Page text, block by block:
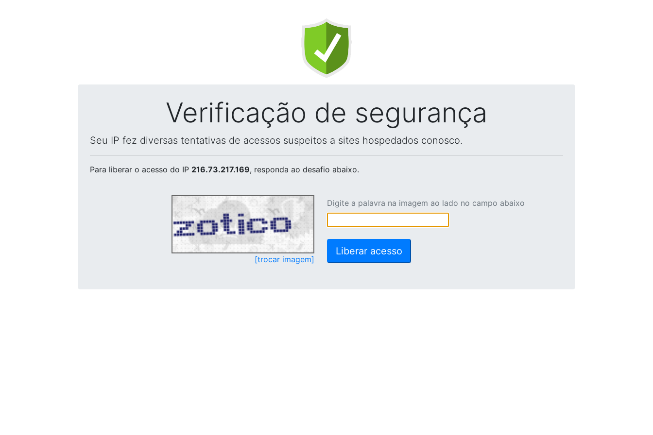
Verificação de segurança
Seu IP fez diversas tentativas de acessos suspeitos a sites hospedados conosco.
Para liberar o acesso do IP 216.73.217.169, responda ao desafio abaixo.
[trocar imagem]
Digite a palavra na imagem ao lado no campo abaixo